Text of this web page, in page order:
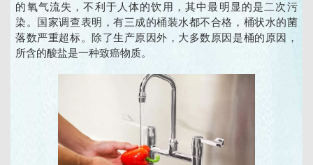
的氧气流失，不利于人体的饮用，其中最明显的是二次污
染。国家调查表明，有三成的桶装水都不合格，桶状水的菌
落数严重超标。除了生产原因外，大多数原因是桶的原因，
所含的酸盐是一种致癌物质。